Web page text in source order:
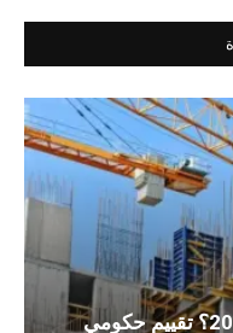
هل يستمر “دعم السكن” بعد 2028؟ تقييم حكومي